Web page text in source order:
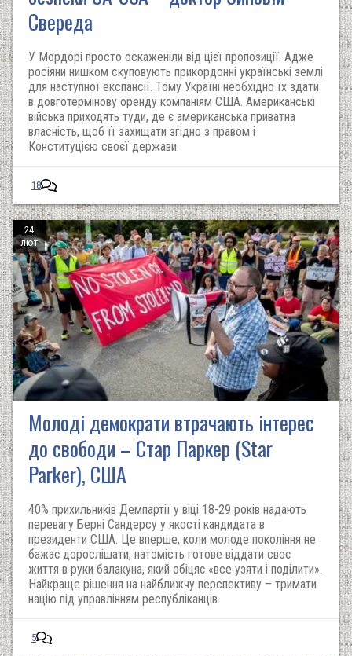
Свереда
У Мордорі просто оскаженіли від цієї пропозиції. Адже
росіяни нишком скуповують прикордонні українські землі
для наступної експансії. Тому Україні необхідно їх здати
в довготермінову оренду компаніям США. Американські
війська приходять туди, де є американська приватна
власність, щоб її захищати згідно з правом і
Конституцією своєї держави.
18
24
лют
Молоді демократи втрачають інтерес
до свободи – Стар Паркер (Star
Parker), США
40% прихильників Демпартії у віці 18-29 років надають
перевагу Берні Сандерсу у якості кандидата в
президенти США. Це вперше, коли молоде покоління не
бажає дорослішати, натомість готове віддати своє
життя в руки балакуна, який обіцяє «все узяти і поділити».
Найкраще рішення на найближчу перспективу – тримати
націю під управлінням республіканців.
5